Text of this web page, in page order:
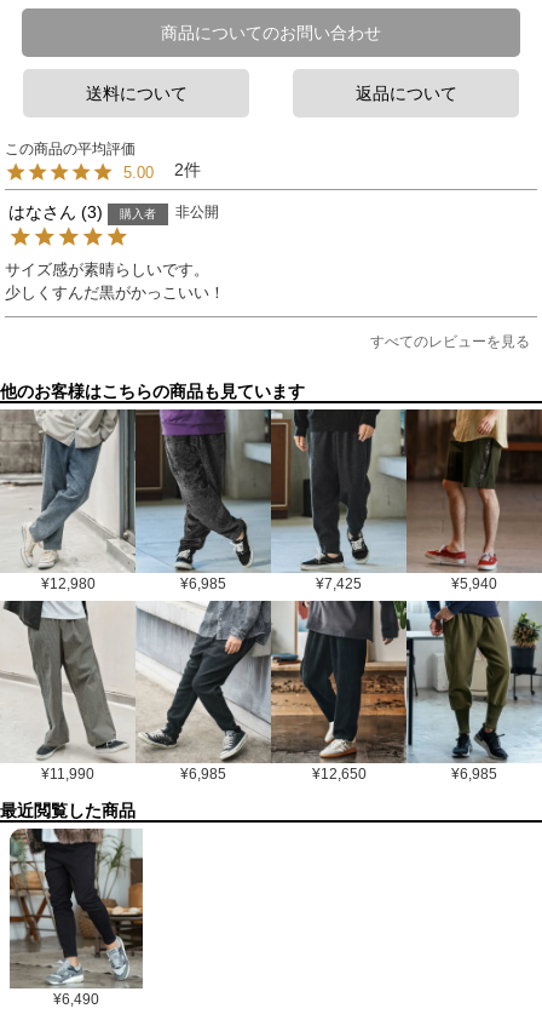
商品についてのお問い合わせ
送料について 返品について
5.00 2
はな 3 購入者 非公開
サイズ感が素晴らしいです。
少しくすんだ黒がかっこいい！
すべてのレビューを見る
他のお客様はこちらの商品も見ています
¥12,980 ¥6,985 ¥7,425 ¥5,940
¥11,990 ¥6,985 ¥12,650 ¥6,985
最近閲覧した商品
¥6,490